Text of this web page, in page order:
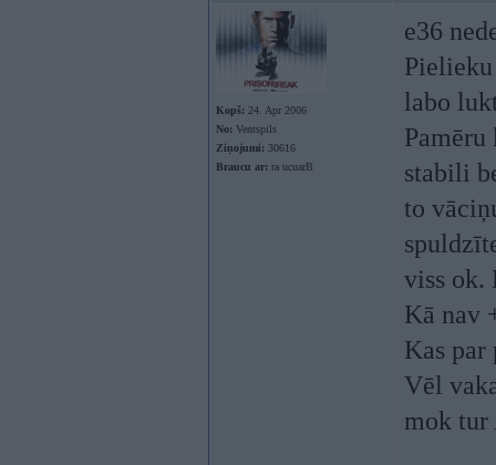
Kopš: 24. Apr 2006
No: Ventspils
Ziņojumi: 30616
Braucu ar: ra ucuarB
e36
labo
stabili
to
viss ok.
Kā nav
Kas par
Vēl
mok tur